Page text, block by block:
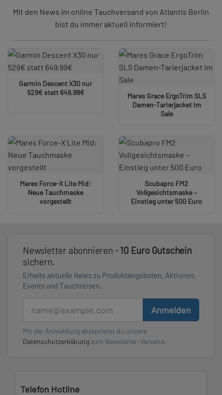
Mit den News im online Tauchversand von Atlantis Berlin
bist du immer aktuell informiert!
Garmin Descent X30 nur
529€ statt 649,99€
Mares Grace ErgoTrim SLS
Damen-Tarierjacket im
Sale
Mares Force-X Lite Mid:
Neue Tauchmaske
vorgestellt
Scubapro FM2
Vollgesichtsmaske –
Einstieg unter 500 Euro
Newsletter abonnieren -10 Euro Gutschein
sichern.
Erhalte aktuelle News zu Produktangeboten, Aktionen,
Events und Tauchreisen.
Anmelden
Mit der Anmeldung akzeptierst du unsere
Datenschutzerklärung zum Newsletter-Versand.
Telefon Hotline